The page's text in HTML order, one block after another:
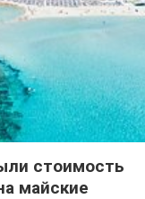
стоимость
майские